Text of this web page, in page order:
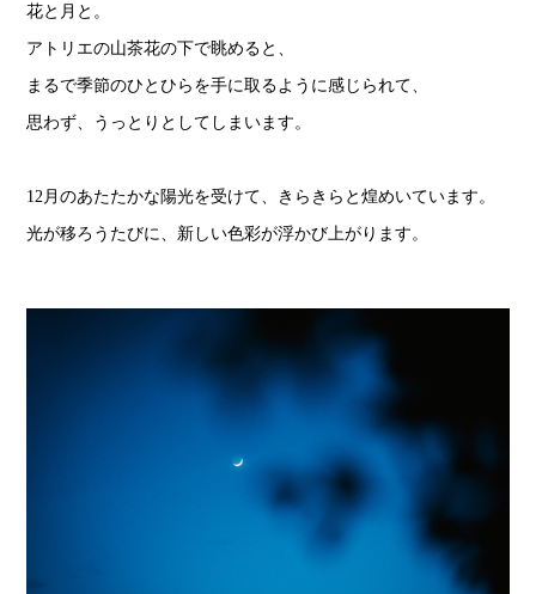
花と月と。
アトリエの山茶花の下で眺めると、
まるで季節のひとひらを手に取るように感じられて、
思わず、うっとりとしてしまいます。
12月のあたたかな陽光を受けて、きらきらと煌めいています。
光が移ろうたびに、新しい色彩が浮かび上がります。